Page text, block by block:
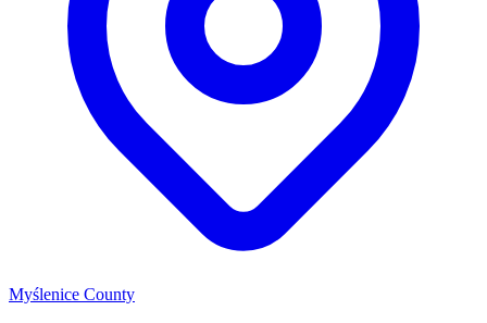
Myślenice County